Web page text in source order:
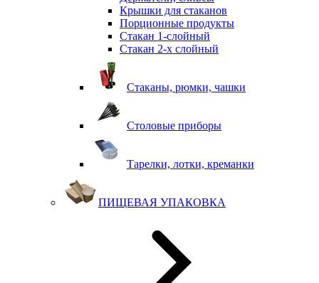
Крышки для стаканов
Порционные продукты
Стакан 1-слойный
Стакан 2-х слойный
Стаканы, рюмки, чашки
Столовые приборы
Тарелки, лотки, креманки
ПИЩЕВАЯ УПАКОВКА